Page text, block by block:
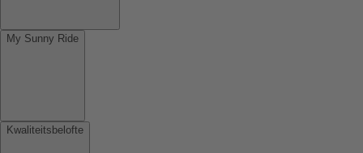
My Sunny Ride
Kwaliteitsbelofte